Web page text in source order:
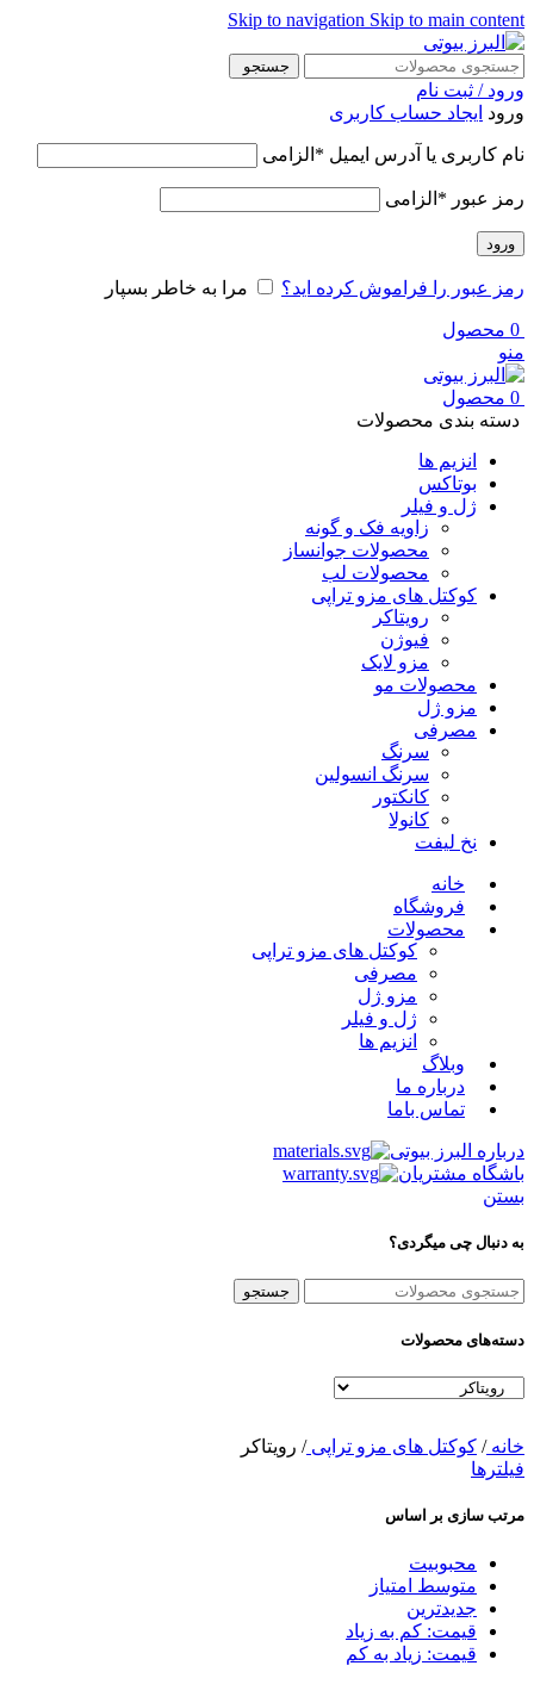
Skip to navigation Skip to main content
جستجو
ورود / ثبت نام
ورود ایجاد حساب کاربری
نام کاربری یا آدرس ایمیل * الزامی
رمز عبور * الزامی
ورود
رمز عبور را فراموش کرده اید؟ مرا به خاطر بسپار
0 محصول
منو
0 محصول
دسته بندی محصولات
انزیم ها
بوتاکس
ژل و فیلر
زاویه فک و گونه
محصولات جوانساز
محصولات لب
کوکتل های مزو تراپی
رویتاکر
فیوژن
مزو لایک
محصولات مو
مزو ژل
مصرفی
سرنگ
سرنگ انسولین
کانکتور
کانولا
نخ لیفت
خانه
فروشگاه
محصولات
کوکتل های مزو تراپی
مصرفی
مزو ژل
ژل و فیلر
انزیم ها
وبلاگ
درباره ما
تماس باما
درباره البرز بیوتی
باشگاه مشتریان
بستن
به دنبال چی میگردی؟
جستجو
دسته‌های محصولات
خانه/ کوکتل های مزو تراپی/ رویتاکر
فیلترها
مرتب سازی بر اساس
محبوبیت
متوسط امتیاز
جدیدترین
قیمت: کم به زیاد
قیمت: زیاد به کم